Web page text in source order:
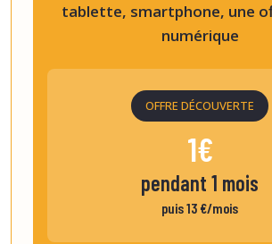
tablette, smartphone, une
numérique
OFFRE DÉCOUVERTE
1€
pendant 1 mois
puis 13 €/mois